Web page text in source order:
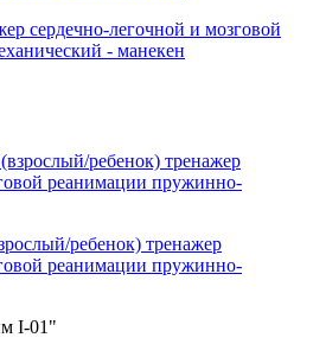
сердечно-легочной и мозговой
- манекен
ребенок) тренажер
реанимации пружинно-
I-01"